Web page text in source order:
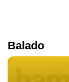
Balado